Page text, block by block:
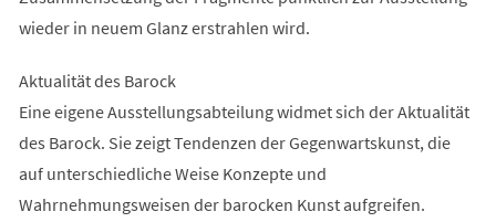
wieder in neuem Glanz erstrahlen wird.
Aktualität des Barock
Eine eigene Ausstellungsabteilung widmet sich der Aktualität
des Barock. Sie zeigt Tendenzen der Gegenwartskunst, die
auf unterschiedliche Weise Konzepte und
Wahrnehmungsweisen der barocken Kunst aufgreifen.